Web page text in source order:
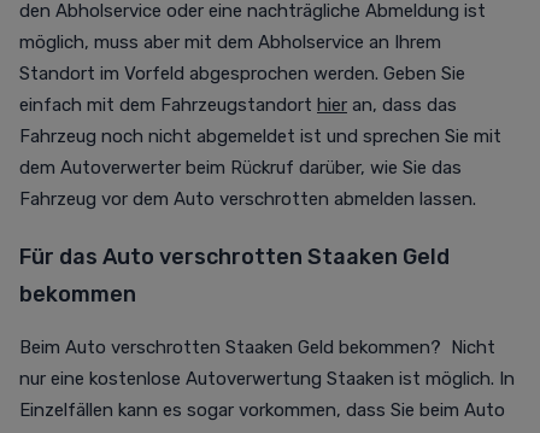
den Abholservice oder eine nachträgliche Abmeldung ist
möglich, muss aber mit dem Abholservice an Ihrem
Standort im Vorfeld abgesprochen werden. Geben Sie
einfach mit dem Fahrzeugstandort hier an, dass das
Fahrzeug noch nicht abgemeldet ist und sprechen Sie mit
dem Autoverwerter beim Rückruf darüber, wie Sie das
Fahrzeug vor dem Auto verschrotten abmelden lassen.
Für das Auto verschrotten Staaken Geld
bekommen
Beim Auto verschrotten Staaken Geld bekommen? Nicht
nur eine kostenlose Autoverwertung Staaken ist möglich. In
Einzelfällen kann es sogar vorkommen, dass Sie beim Auto